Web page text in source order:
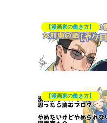
【漫画家の働き方】
【漫画家の働き方】